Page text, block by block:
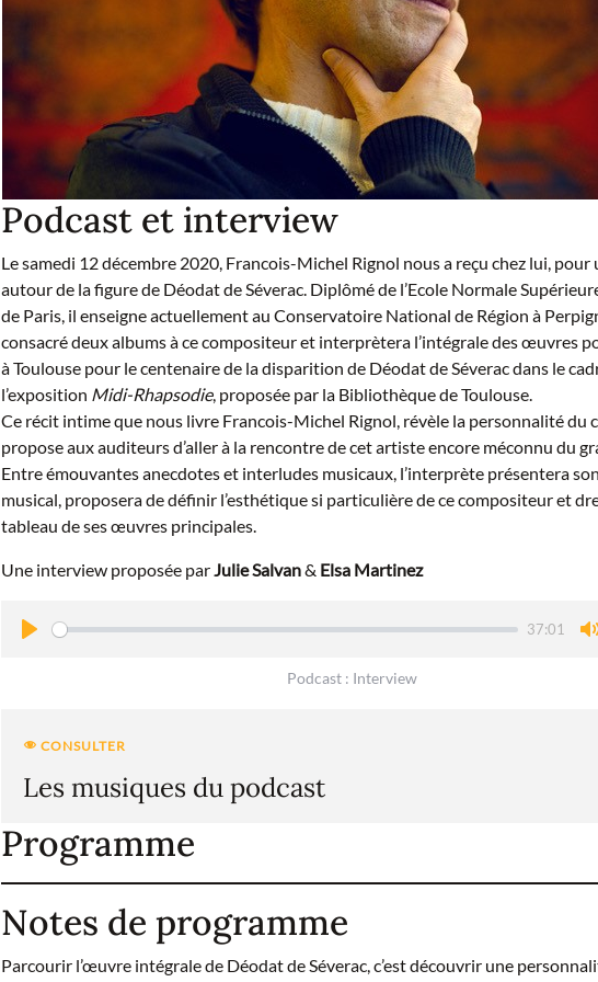
Podcast et interview
Le samedi 12 décembre 2020, Francois-Michel Rignol nous a reçu chez lui,
autour de la figure de Déodat de Séverac. Diplômé de l’Ecole Normale
de Paris, il enseigne actuellement au Conservatoire National de Région à
consacré deux albums à ce compositeur et interprètera l’intégrale des œuvres
à Toulouse pour le centenaire de la disparition de Déodat de Séverac dans le
l’exposition Midi-Rhapsodie, proposée par la Bibliothèque de Toulouse.
Ce récit intime que nous livre Francois-Michel Rignol, révèle la personnalité du
propose aux auditeurs d’aller à la rencontre de cet artiste encore méconnu du
Entre émouvantes anecdotes et interludes musicaux, l’interprète présentera
musical, proposera de définir l’esthétique si particulière de ce compositeur et
tableau de ses œuvres principales.
Une interview proposée parJulie Salvan& Elsa Martinez
y
37:01
Podcast : Interview
Les musiques du podcast
Programme
Notes de programme
Parcourir l’œuvre intégrale de Déodat de Séverac, c’est découvrir une